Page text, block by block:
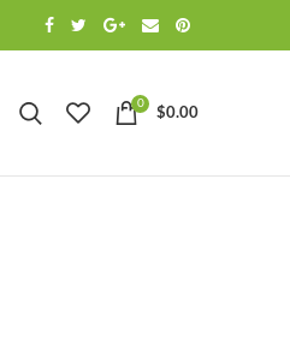
0
$0.00